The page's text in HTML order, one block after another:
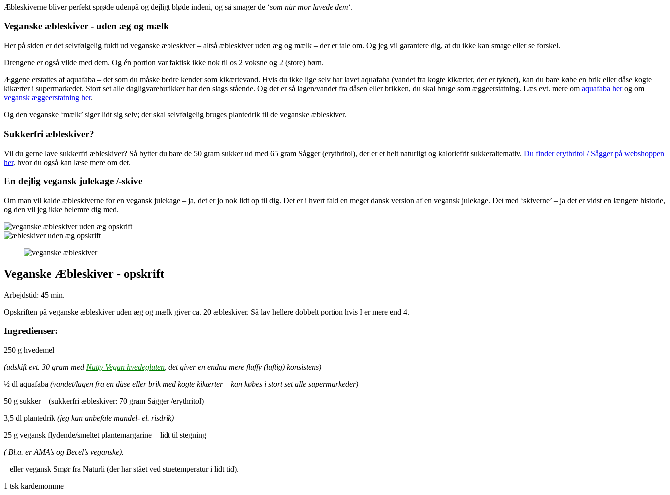
Æbleskiverne bliver perfekt sprøde udenpå og dejligt bløde indeni, og så smager de ‘som når mor lavede dem‘.
Veganske æbleskiver - uden æg og mælk
Her på siden er det selvfølgelig fuldt ud veganske æbleskiver – altså æbleskiver uden æg og mælk – der er tale om. Og jeg vil garantere dig, at du ikke kan smage eller se forskel.
Drengene er også vilde med dem. Og én portion var faktisk ikke nok til os 2 voksne og 2 (store) børn.
Æggene erstattes af aquafaba – det som du måske bedre kender som kikærtevand. Hvis du ikke lige selv har lavet aquafaba (vandet fra kogte kikærter, der er tyknet), kan du bare købe en brik eller dåse kogte
kikærter i supermarkedet. Stort set alle dagligvarebutikker har den slags stående. Og det er så lagen/vandet fra dåsen eller brikken, du skal bruge som æggeerstatning. Læs evt. mere om aquafaba herog om
vegansk æggeerstatning her.
Og den veganske ‘mælk’ siger lidt sig selv; der skal selvfølgelig bruges plantedrik til de veganske æbleskiver.
Sukkerfri æbleskiver?
Vil du gerne lave sukkerfri æbleskiver? Så bytter du bare de 50 gram sukker ud med 65 gram Sågger (erythritol), der er et helt naturligt og kaloriefrit sukkeralternativ. Du finder erythritol / Sågger på webshoppen
her, hvor du også kan læse mere om det.
En dejlig vegansk julekage /-skive
Om man vil kalde æbleskiverne for en vegansk julekage – ja, det er jo nok lidt op til dig. Det er i hvert fald en meget dansk version af en vegansk julekage. Det med ‘skiverne’ – ja det er vidst en længere historie,
og den vil jeg ikke belemre dig med.
Veganske Æbleskiver - opskrift
Arbejdstid: 45 min.
Opskriften på veganske æbleskiver uden æg og mælk giver ca. 20 æbleskiver. Så lav hellere dobbelt portion hvis I er mere end 4.
Ingredienser:
250 g hvedemel
(udskift evt. 30 gram med Nutty Vegan hvedegluten , det giver en endnu mere fluffy (luftig) konsistens)
½ dl aquafaba (vandet/lagen fra en dåse eller brik med kogte kikærter – kan købes i stort set alle supermarkeder)
50 g sukker – (sukkerfri æbleskiver: 70 gram Sågger /erythritol)
3,5 dl plantedrik (jeg kan anbefale mandel- el. risdrik)
25 g vegansk flydende/smeltet plantemargarine + lidt til stegning
( Bl.a. er AMA’s og Becel’s veganske).
– eller vegansk Smør fra Naturli (der har stået ved stuetemperatur i lidt tid).
1 tsk kardemomme